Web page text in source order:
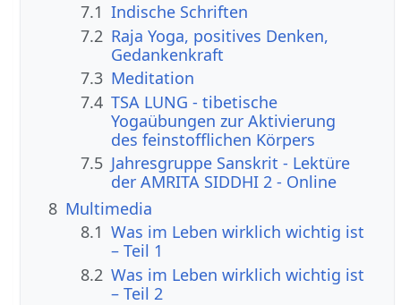
7.1 Indische Schriften
7.2 Raja Yoga, positives Denken,
Gedankenkraft
7.3 Meditation
7.4 TSA LUNG - tibetische
Yogaübungen zur Aktivierung
des feinstofflichen Körpers
7.5 Jahresgruppe Sanskrit - Lektüre
der AMRITA SIDDHI 2 - Online
8 Multimedia
8.1 Was im Leben wirklich wichtig ist
– Teil 1
8.2 Was im Leben wirklich wichtig ist
– Teil 2